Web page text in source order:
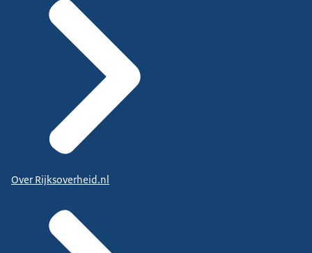
Over Rijksoverheid.nl